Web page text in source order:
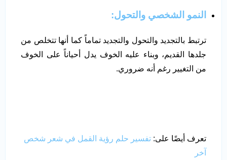
النمو الشخصي والتحول:
ترتبط بالتجديد والتحول والتجديد تماماً كما أنها تتخلص من
جلدها القديم، وبناء عليه الخوف يدل أحياناً على الخوف
من التغيير رغم أنه ضروري.
تعرف أيضًا على: تفسير حلم رؤية القمل في شعر شخص
آخر